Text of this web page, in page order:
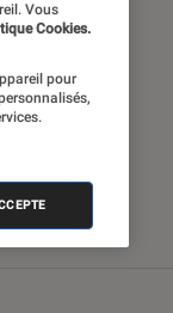
Vous
Cookies.
pour